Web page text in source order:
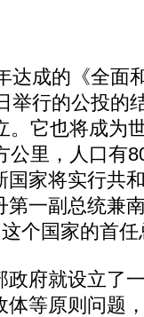
成的《全面
举行的公投的
。它也将成为
公里，人口有
家将实行共
一副总统兼
个国家的首
府就设立了
等原则问题